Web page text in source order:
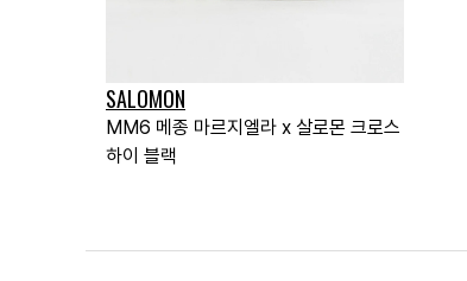
SALOMON
MM6 메종 마르지엘라 x 살로몬 크로스
하이 블랙